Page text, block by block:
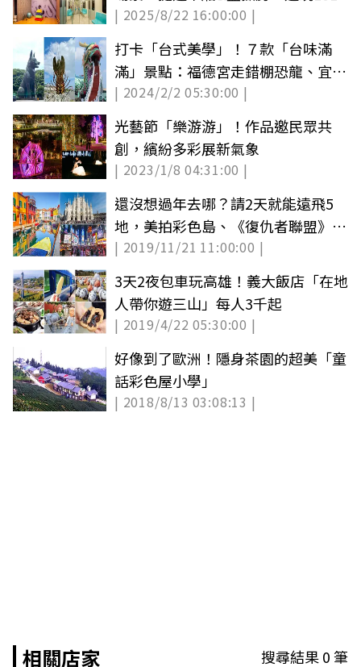
| 2025/8/22 16:00:00 |
打卡「台式美學」！７款「台味滿
滿」景點：福德宮走錯棚恐龍、宜蘭
最蝦雕像
| 2024/2/2 05:30:00 |
光藝節「樂游游」！作品邀民眾共
創，繽紛多彩展新氣象
| 2023/1/8 04:31:00 |
還沒想過年去哪？請2天就能遠飛5
地，美拍彩色島、《復仇者聯盟》拍
攝地
| 2019/11/21 11:00:00 |
3天2夜包車玩高雄！義大飯店「在地
人帶你遊三山」每人3千起
| 2019/4/22 05:30:00 |
好像到了歐洲！隱身茶園的超美「童
話彩色屋小學」
| 2018/8/13 03:08:13 |
相關店家 搜尋結果0筆